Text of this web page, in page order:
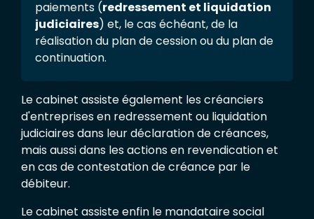
paiements (redressement et liquidation
judiciaires) et, le cas échéant, de la
réalisation du plan de cession ou du plan de
continuation.
Le cabinet assiste également les créanciers
d'entreprises en redressement ou liquidation
judiciaires dans leur déclaration de créances,
mais aussi dans les actions en revendication et
en cas de contestation de créance par le
débiteur.
Le cabinet assiste enfin le mandataire social